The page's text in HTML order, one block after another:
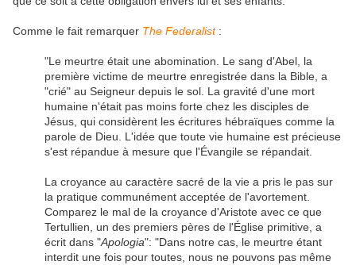
Comme le fait remarquer The Federalist:
"Le meurtre était une abomination. Le sang d'Abel, la
première victime de meurtre enregistrée dans la Bible, a
"crié" au Seigneur depuis le sol. La gravité d'une mort
humaine n'était pas moins forte chez les disciples de
Jésus, qui considèrent les écritures hébraïques comme la
parole de Dieu. L'idée que toute vie humaine est précieuse
s'est répandue à mesure que l'Évangile se répandait.
La croyance au caractère sacré de la vie a pris le pas sur
la pratique communément acceptée de l'avortement.
Comparez le mal de la croyance d'Aristote avec ce que
Tertullien, un des premiers pères de l'Église primitive, a
écrit dans "Apologia": "Dans notre cas, le meurtre étant
interdit une fois pour toutes, nous ne pouvons pas même